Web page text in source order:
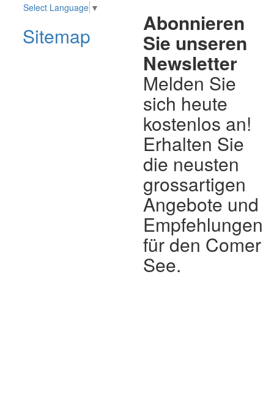
Select Language ▼
Sitemap
Abonnieren
Sie unseren
Newsletter
Melden Sie
sich heute
kostenlos an!
Erhalten Sie
die neusten
grossartigen
Angebote und
Empfehlungen
für den Comer
See.